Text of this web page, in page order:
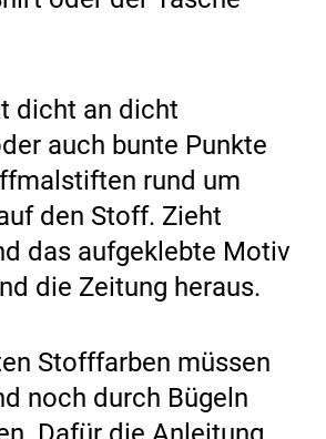
dicht an dicht
auch bunte Punkte
rund um
den Stoff. Zieht
das aufgeklebte Motiv
die Zeitung heraus.
Stofffarben müssen
noch durch Bügeln